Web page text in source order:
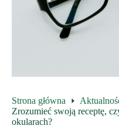
Strona główna
Zrozumieć swoją receptę,
okularach?